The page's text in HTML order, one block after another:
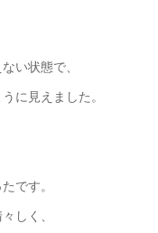
い状態で、
に見えました。
です。
しく、